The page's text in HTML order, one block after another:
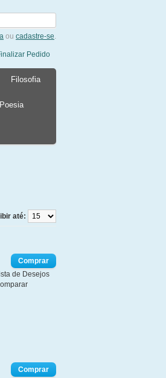
ou cadastre-se.
Pedido
Filosofia
Poesia
até:
de Desejos